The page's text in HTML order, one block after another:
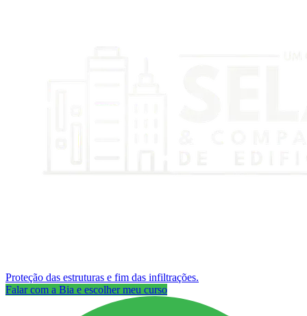
Proteção das estruturas e fim das infiltrações.
Falar com a Bia e escolher meu curso